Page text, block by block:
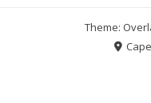
Theme: